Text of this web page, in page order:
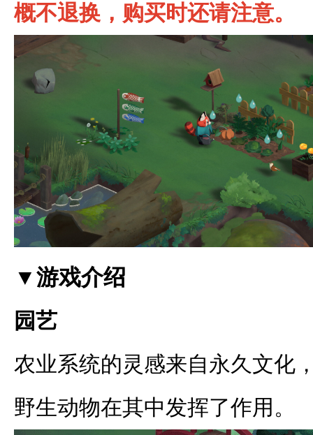
概不退换，购买时还请注意。
▼游戏介绍
园艺
农业系统的灵感来自永久文化
野生动物在其中发挥了作用。